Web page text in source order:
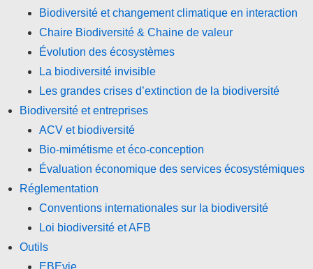
Biodiversité et changement climatique en interaction
Chaire Biodiversité & Chaine de valeur
Évolution des écosystèmes
La biodiversité invisible
Les grandes crises d’extinction de la biodiversité
Biodiversité et entreprises
ACV et biodiversité
Bio-mimétisme et éco-conception
Évaluation économique des services écosystémiques
Réglementation
Conventions internationales sur la biodiversité
Loi biodiversité et AFB
Outils
EBEvie